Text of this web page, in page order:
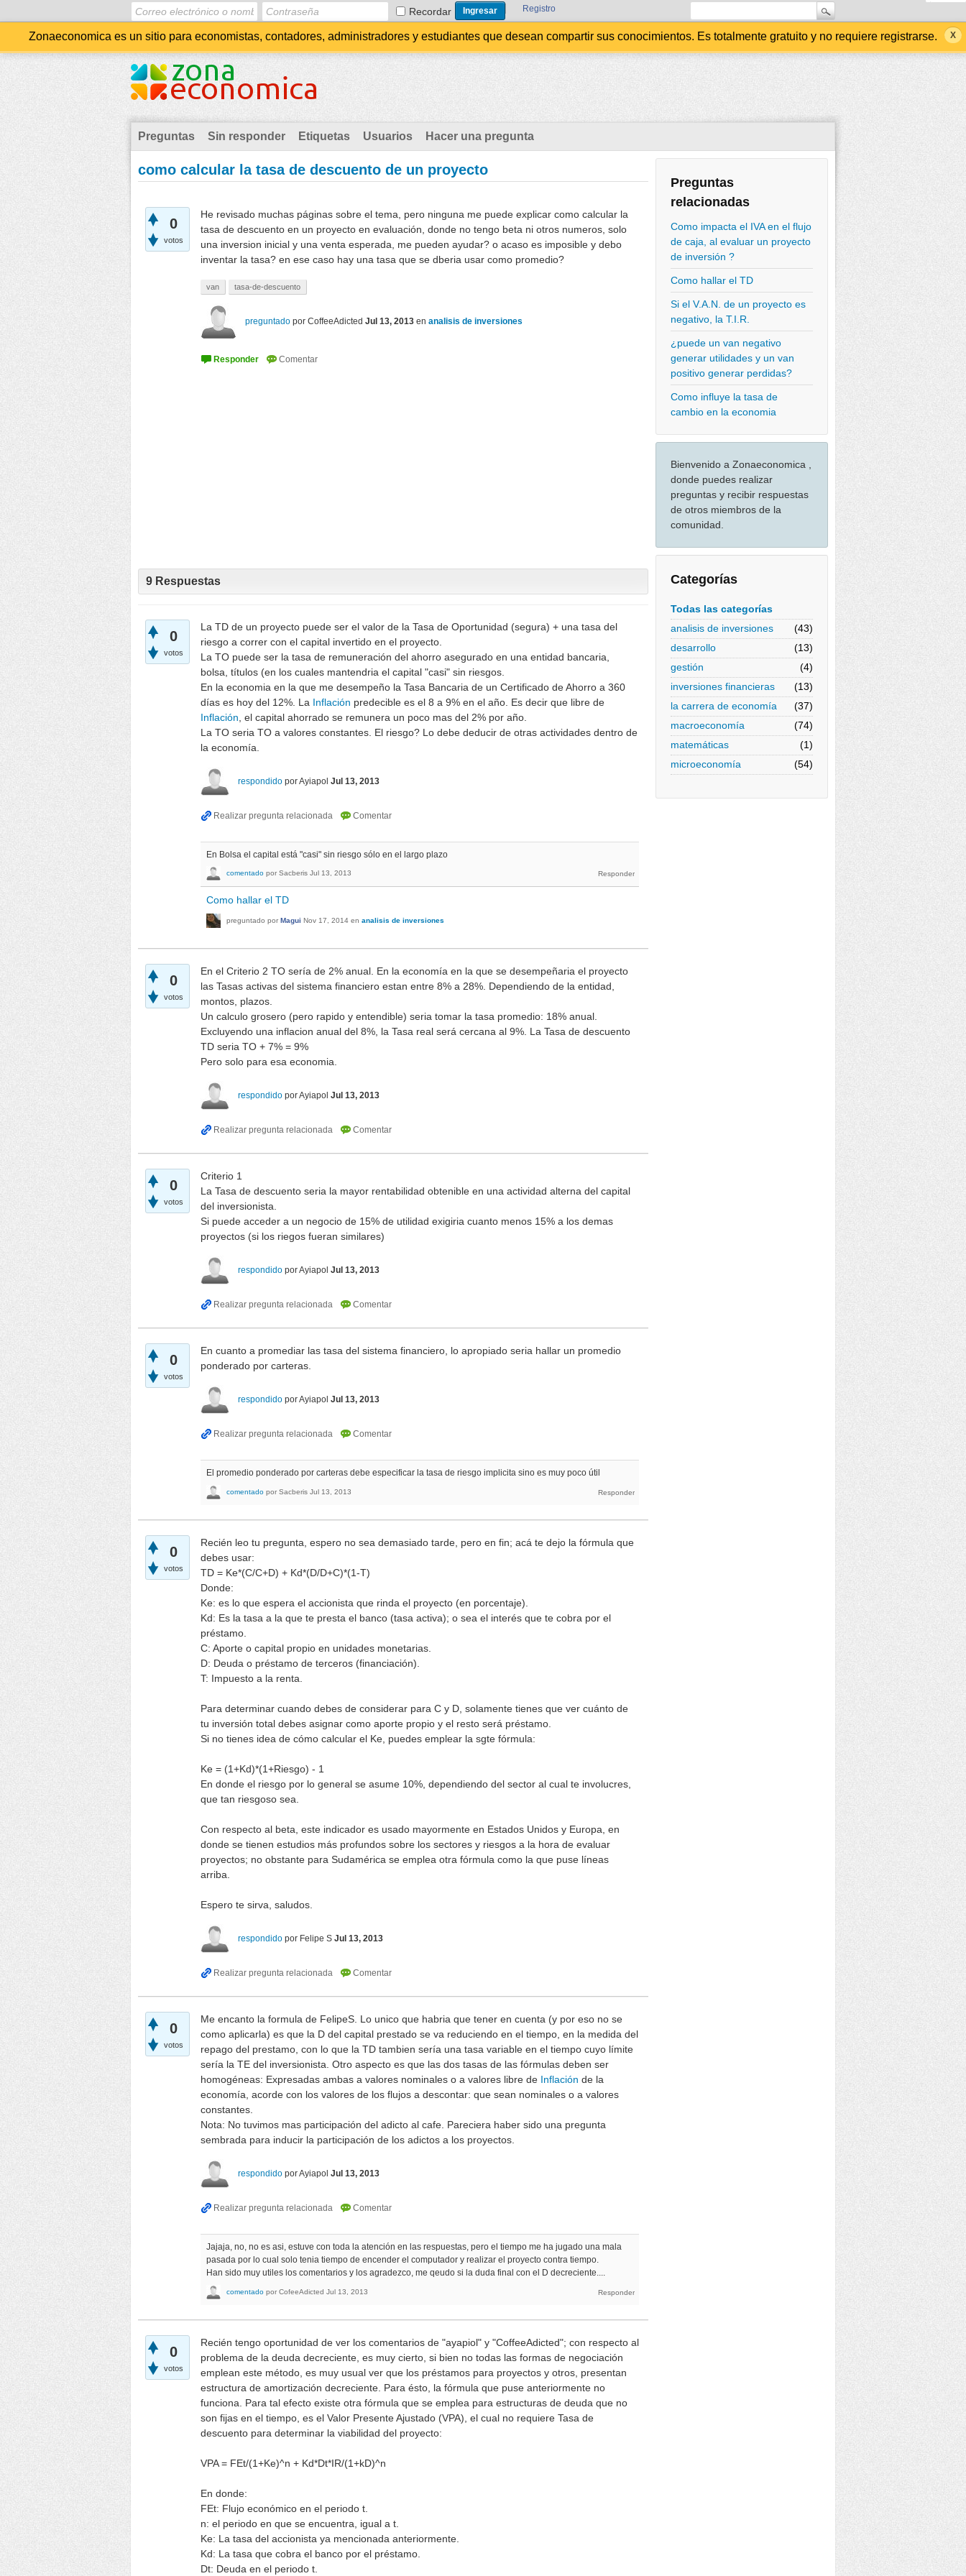
Recordar Registro
Zonaeconomica es un sitio para economistas, contadores, administradores y estudiantes que desean compartir sus conocimientos. Es totalmente gratuito y no requiere registrarse.
Preguntas Sin responder Etiquetas Usuarios Hacer una pregunta
Preguntas
relacionadas
Como impacta el IVA en el flujo
de caja, al evaluar un proyecto
de inversión ?
Como hallar el TD
Si el V.A.N. de un proyecto es
negativo, la T.I.R.
¿puede un van negativo
generar utilidades y un van
positivo generar perdidas?
Como influye la tasa de
cambio en la economia
Bienvenido a Zonaeconomica ,
donde puedes realizar
preguntas y recibir respuestas
de otros miembros de la
comunidad.
Categorías
Todas las categorías
analisis de inversiones
(43)
desarrollo
(13)
gestión
(4)
inversiones financieras
(13)
la carrera de economía
(37)
macroeconomía
(74)
matemáticas
(1)
microeconomía
(54)
como calcular la tasa de descuento de un proyecto
0
votos
He revisado muchas páginas sobre el tema, pero ninguna me puede explicar como calcular la
tasa de descuento en un proyecto en evaluación, donde no tengo beta ni otros numeros, solo
una inversion inicial y una venta esperada, me pueden ayudar? o acaso es imposible y debo
inventar la tasa? en ese caso hay una tasa que se dberia usar como promedio?
van tasa-de-descuento
preguntado por CoffeeAdicted Jul 13, 2013 en analisis de inversiones
9 Respuestas
0
votos
La TD de un proyecto puede ser el valor de la Tasa de Oportunidad (segura) + una tasa del
riesgo a correr con el capital invertido en el proyecto.
La TO puede ser la tasa de remuneración del ahorro asegurado en una entidad bancaria,
bolsa, títulos (en los cuales mantendria el capital "casi" sin riesgos.
En la economia en la que me desempeño la Tasa Bancaria de un Certificado de Ahorro a 360
días es hoy del 12%. La Inflación predecible es el 8 a 9% en el año. Es decir que libre de
Inflación , el capital ahorrado se remunera un poco mas del 2% por año.
La TO seria TO a valores constantes. El riesgo? Lo debe deducir de otras actividades dentro de
la economía.
respondido porAyiapol Jul 13, 2013
En Bolsa el capital está "casi" sin riesgo sólo en el largo plazo
comentado por Sacberis Jul 13, 2013
Como hallar el TD
preguntado por Magui Nov 17, 2014 en analisis de inversiones
0
votos
En el Criterio 2 TO sería de 2% anual. En la economía en la que se desempeñaria el proyecto
las Tasas activas del sistema financiero estan entre 8% a 28%. Dependiendo de la entidad,
montos, plazos.
Un calculo grosero (pero rapido y entendible) seria tomar la tasa promedio: 18% anual.
Excluyendo una inflacion anual del 8%, la Tasa real será cercana al 9%. La Tasa de descuento
TD seria TO + 7% = 9%
Pero solo para esa economia.
respondido porAyiapol Jul 13, 2013
0
votos
Criterio 1
La Tasa de descuento seria la mayor rentabilidad obtenible en una actividad alterna del capital
del inversionista.
Si puede acceder a un negocio de 15% de utilidad exigiria cuanto menos 15% a los demas
proyectos (si los riegos fueran similares)
respondido porAyiapol Jul 13, 2013
0
votos
En cuanto a promediar las tasa del sistema financiero, lo apropiado seria hallar un promedio
ponderado por carteras.
respondido porAyiapol Jul 13, 2013
El promedio ponderado por carteras debe especificar la tasa de riesgo implicita sino es muy poco útil
comentado por Sacberis Jul 13, 2013
0
votos
Recién leo tu pregunta, espero no sea demasiado tarde, pero en fin; acá te dejo la fórmula que
debes usar:
TD = Ke*(C/C+D) + Kd*(D/D+C)*(1-T)
Donde:
Ke: es lo que espera el accionista que rinda el proyecto (en porcentaje).
Kd: Es la tasa a la que te presta el banco (tasa activa); o sea el interés que te cobra por el
préstamo.
C: Aporte o capital propio en unidades monetarias.
D: Deuda o préstamo de terceros (financiación).
T: Impuesto a la renta.
Para determinar cuando debes de considerar para C y D, solamente tienes que ver cuánto de
tu inversión total debes asignar como aporte propio y el resto será préstamo.
Si no tienes idea de cómo calcular el Ke, puedes emplear la sgte fórmula:
Ke = (1+Kd)*(1+Riesgo) - 1
En donde el riesgo por lo general se asume 10%, dependiendo del sector al cual te involucres,
que tan riesgoso sea.
Con respecto al beta, este indicador es usado mayormente en Estados Unidos y Europa, en
donde se tienen estudios más profundos sobre los sectores y riesgos a la hora de evaluar
proyectos; no obstante para Sudamérica se emplea otra fórmula como la que puse líneas
arriba.
Espero te sirva, saludos.
respondido por Felipe S Jul 13, 2013
0
votos
Me encanto la formula de FelipeS. Lo unico que habria que tener en cuenta (y por eso no se
como aplicarla) es que la D del capital prestado se va reduciendo en el tiempo, en la medida del
repago del prestamo, con lo que la TD tambien sería una tasa variable en el tiempo cuyo límite
sería la TE del inversionista. Otro aspecto es que las dos tasas de las fórmulas deben ser
homogéneas: Expresadas ambas a valores nominales o a valores libre de Inflación de la
economía, acorde con los valores de los flujos a descontar: que sean nominales o a valores
constantes.
Nota: No tuvimos mas participación del adicto al cafe. Pareciera haber sido una pregunta
sembrada para inducir la participación de los adictos a los proyectos.
respondido porAyiapol Jul 13, 2013
Jajaja, no, no es asi, estuve con toda la atención en las respuestas, pero el tiempo me ha jugado una mala
pasada por lo cual solo tenia tiempo de encender el computador y realizar el proyecto contra tiempo.
Han sido muy utiles los comentarios y los agradezco, me qeudo si la duda final con el D decreciente....
comentado por CofeeAdicted Jul 13, 2013
0
votos
Recién tengo oportunidad de ver los comentarios de "ayapiol" y "CoffeeAdicted"; con respecto al
problema de la deuda decreciente, es muy cierto, si bien no todas las formas de negociación
emplean este método, es muy usual ver que los préstamos para proyectos y otros, presentan
estructura de amortización decreciente. Para ésto, la fórmula que puse anteriormente no
funciona. Para tal efecto existe otra fórmula que se emplea para estructuras de deuda que no
son fijas en el tiempo, es el Valor Presente Ajustado (VPA), el cual no requiere Tasa de
descuento para determinar la viabilidad del proyecto:
VPA = FEt/(1+Ke)^n + Kd*Dt*IR/(1+kD)^n
En donde:
FEt: Flujo económico en el periodo t.
n: el periodo en que se encuentra, igual a t.
Ke: La tasa del accionista ya mencionada anteriormente.
Kd: La tasa que cobra el banco por el préstamo.
Dt: Deuda en el periodo t.